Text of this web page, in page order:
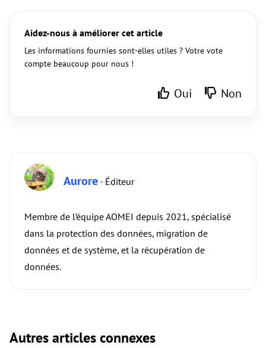
Aidez-nous à améliorer cet article
Les informations fournies sont-elles utiles ? Votre vote
compte beaucoup pour nous !
Oui Non
Aurore · Éditeur
Membre de l’équipe AOMEI depuis 2021, spécialisé
dans la protection des données, migration de
données et de système, et la récupération de
données.
Autres articles connexes